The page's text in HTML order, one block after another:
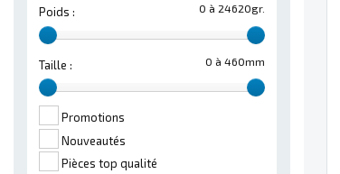
0 à 24620gr.
Poids :
0 à 460mm
Taille :
Promotions
Nouveautés
Pièces top qualité